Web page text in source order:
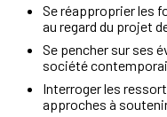
Se réapproprier les
au regard du projet
Se pencher sur ses
société
Interroger les
approches à